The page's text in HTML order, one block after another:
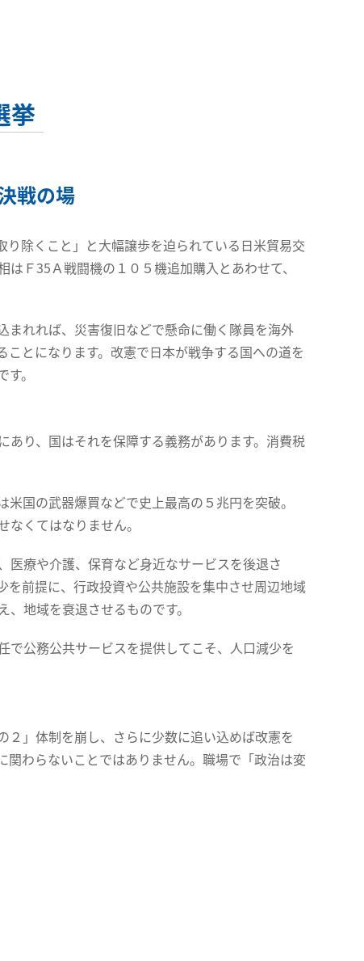
挙
戦の場
除くこと」と大幅譲歩を迫られている日米貿易交
Ｆ35Ａ戦闘機の１０５機追加購入とあわせて、
まれれば、災害復旧などで懸命に働く隊員を海外
とになります。改憲で日本が戦争する国への道を
。
り、国はそれを保障する義務があります。消費税
国の武器爆買などで史上最高の５兆円を突破。
くてはなりません。
医療や介護、保育など身近なサービスを後退さ
前提に、行政投資や公共施設を集中させ周辺地域
地域を衰退させるものです。
公務公共サービスを提供してこそ、人口減少を
」体制を崩し、さらに少数に追い込めば改憲を
わらないことではありません。職場で「政治は変